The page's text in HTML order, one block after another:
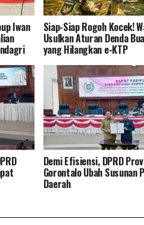
Iwan Siap-Siap Rogoh Kocek!
Usulkan Aturan Denda
yang Hilangkan e-KTP
Demi Efisiensi, DPRD
Gorontalo Ubah Susunan
Daerah